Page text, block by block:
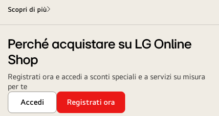
Scopri di più
Perché acquistare su LG Online
Shop
Registrati ora e accedi a sconti speciali e a servizi su misura
per te
Accedi
Registrati ora